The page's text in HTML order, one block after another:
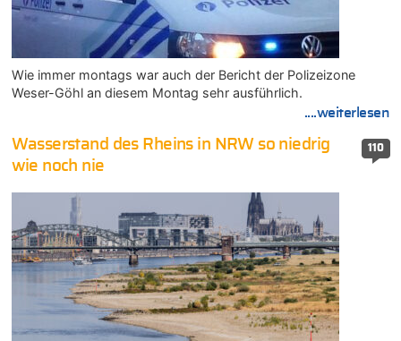
Wie immer montags war auch der Bericht der Polizeizone
Weser-Göhl an diesem Montag sehr ausführlich.
....weiterlesen
110
Wasserstand des Rheins in NRW so niedrig
wie noch nie